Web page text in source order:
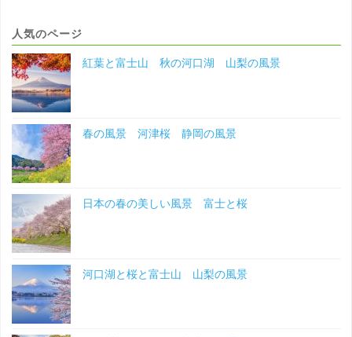
人気のページ
紅葉と富士山 秋の河口湖 山梨の風景
春の風景 河津桜 静岡の風景
日本の春の美しい風景 富士と桜
河口湖と桜と富士山 山梨の風景